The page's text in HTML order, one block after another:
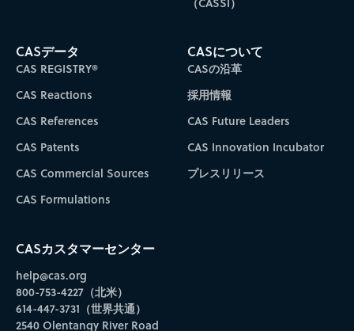
CASデータ
CAS REGISTRY®
CAS Reactions
CAS References
CAS Patents
CAS Commercial Sources
CAS Formulations
CASについて
CASの沿革
採用情報
CAS Future Leaders
CAS Innovation Incubator
プレスリリース
CASカスタマーセンター
help@cas.org
800-753-4227（北米）
614-447-3731（世界共通）
2540 Olentangy River Road